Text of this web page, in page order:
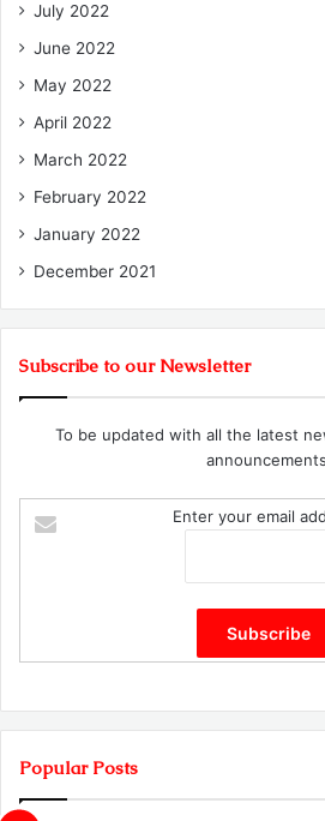
July 2022
June 2022
May 2022
April 2022
March 2022
February 2022
January 2022
December 2021
Subscribe to our Newsletter
To be updated with all the latest
Enter your email
Popular Posts